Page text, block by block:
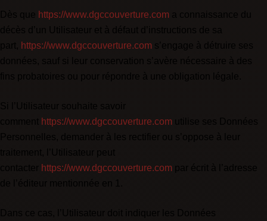
https://www.dgccouverture.com
https://www.dgccouverture.com
https://www.dgccouverture.com
https://www.dgccouverture.com